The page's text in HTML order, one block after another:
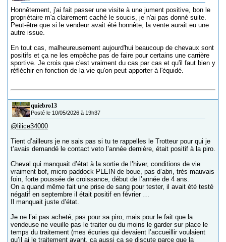
Honnêtement, j'ai fait passer une visite à une jument positive, bon le
propriétaire m'a clairement caché le soucis, je n'ai pas donné suite.
Peut-être que si le vendeur avait été honnête, la vente aurait eu une
autre issue.
En tout cas, malheureusement aujourd'hui beaucoup de chevaux sont
positifs et ça ne les empêche pas de faire pour certains une carrière
sportive. Je crois que c'est vraiment du cas par cas et qu'il faut bien y
réfléchir en fonction de la vie qu'on peut apporter à l'équidé.
quiebro13
Posté le 10/05/2026 à 19h37
@lilice34000
Tient d’ailleurs je ne sais pas si tu te rappelles le Trotteur pour qui je
t’avais demandé le contact veto l’année dernière, était positif à la piro.
Cheval qui manquait d’état à la sortie de l’hiver, conditions de vie
vraiment bof, micro paddock PLEIN de boue, pas d’abri, très mauvais
foin, forte poussée de croissance, début de l’année de 4 ans.
On a quand même fait une prise de sang pour tester, il avait été testé
négatif en septembre il était positif en février …
Il manquait juste d’état.
Je ne l’ai pas acheté, pas pour sa piro, mais pour le fait que la
vendeuse ne veuille pas le traiter ou du moins le garder sur place le
temps du traitement (mes écuries qui devaient l’accueillir voulaient
qu’il ai le traitement avant, ça aussi ça se discute parce que la